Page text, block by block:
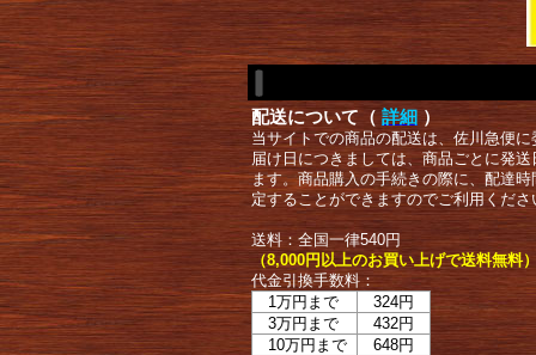
配送について（ 詳細 ）
当サイトでの商品の配送は、佐川急便
届け日につきましては、商品ごとに発
ます。商品購入の手続きの際に、配達
定することができますのでご利用くださ
送料：全国一律540円
（8,000円以上のお買い上げで送料無料
代金引換手数料：
1万円まで
324円
3万円まで
432円
10万円まで
648円